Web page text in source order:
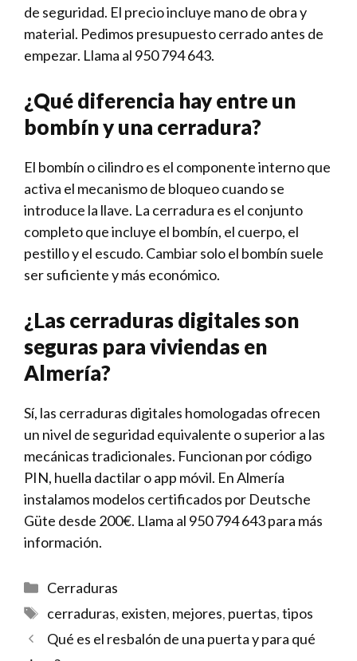
de seguridad. El precio incluye mano de obra y
material. Pedimos presupuesto cerrado antes de
empezar. Llama al 950 794 643.
¿Qué diferencia hay entre un
bombín y una cerradura?
El bombín o cilindro es el componente interno que
activa el mecanismo de bloqueo cuando se
introduce la llave. La cerradura es el conjunto
completo que incluye el bombín, el cuerpo, el
pestillo y el escudo. Cambiar solo el bombín suele
ser suficiente y más económico.
¿Las cerraduras digitales son
seguras para viviendas en
Almería?
Sí, las cerraduras digitales homologadas ofrecen
un nivel de seguridad equivalente o superior a las
mecánicas tradicionales. Funcionan por código
PIN, huella dactilar o app móvil. En Almería
instalamos modelos certificados por Deutsche
Güte desde 200€. Llama al 950 794 643 para más
información.
Categorías
Cerraduras
Etiquetas
cerraduras, existen, mejores, puertas,tipos
Qué es el resbalón de una puerta y para qué